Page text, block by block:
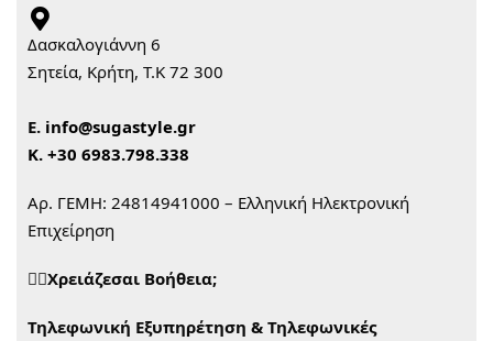
Δασκαλογιάννη 6
Σητεία, Κρήτη, Τ.Κ 72 300
Ε. info@sugastyle.gr
Κ. +30 6983.798.338
Αρ. ΓΕΜΗ: 24814941000 – Ελληνική Ηλεκτρονική
Επιχείρηση
🙋‍♀️Χρειάζεσαι Βοήθεια;
Τηλεφωνική Εξυπηρέτηση & Τηλεφωνικές